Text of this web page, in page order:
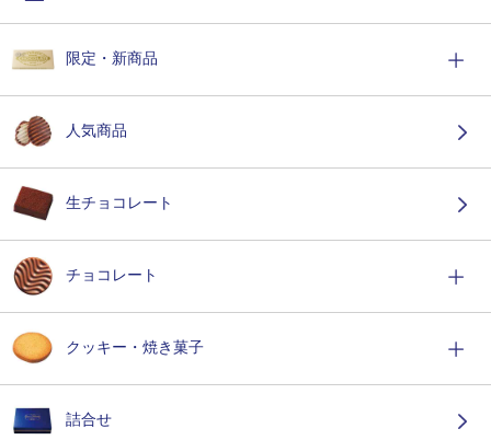
限定・新商品
人気商品
生チョコレート
チョコレート
クッキー・焼き菓子
詰合せ